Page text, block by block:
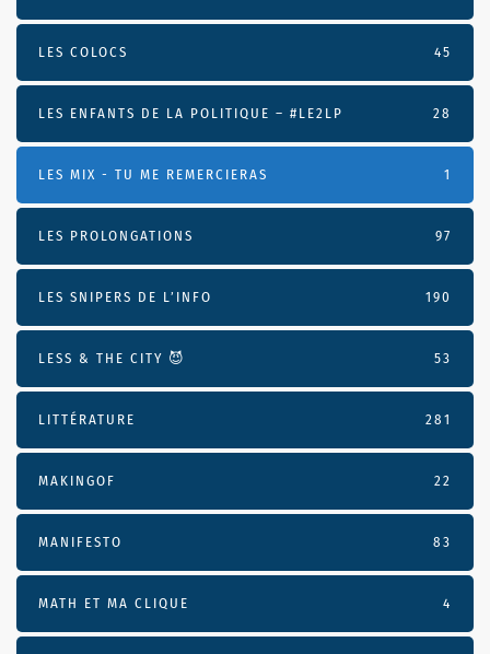
LES COLOCS 45
LES ENFANTS DE LA POLITIQUE – #LE2LP 28
LES MIX - TU ME REMERCIERAS 1
LES PROLONGATIONS 97
LES SNIPERS DE L’INFO 190
LESS & THE CITY 😈 53
LITTÉRATURE 281
MAKINGOF 22
MANIFESTO 83
MATH ET MA CLIQUE 4